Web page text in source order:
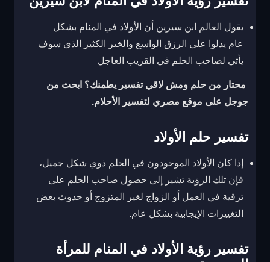
يقول العالم ابن سيرين أن الأولاد في المنام بشكل
عام يدلوا على الرزق الواسع والخير الكثير الذي سوف
يأتي لصاحب الحلم في القريب العاجل
محتار من حلم ومش لاقي تفسير يطمنك؟ ابحث من
جوجل على موقع مصري لتفسير الأحلام.
تفسير حلم الأولاد
إذا كان الأولاد الموجودون في الحلم ذوي شكل جميل،
فإن تلك الرؤية تشير إلى حصول صاحب الحلم على
ترقية في العمل أو الزواج لغير المتزوج أو حدوث بعض
التغييرات الإيجابية بشكل عام.
تفسير رؤية الأولاد في المنام للمرأة